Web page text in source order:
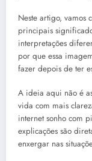
Neste artigo, vamos
principais
interpretações
por que essa
fazer depois de ter
A ideia aqui não é
vida com mais
internet sonho com
explicações são
enxergar nas